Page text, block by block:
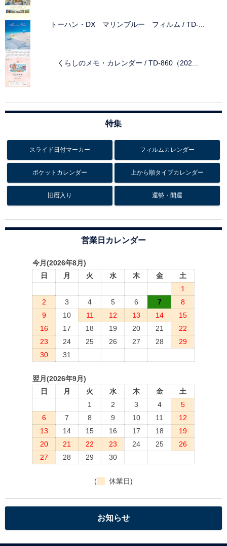
トーハン・DX マリンブルー フィルム / TD-...
くらしのメモ・カレンダー / TD-860（202...
特集
スライド日付マーカー フィルムカレンダー
ポケットカレンダー 上から順タイプカレンダー
旧暦入り 運勢・開運
営業日カレンダー
今月(2026年8月)
日
月 火 水 木 金
土
1
2
3 4 5 6 7
8
9
10 11 12 13 14
15
16
17 18 19 20 21
22
23
24 25 26 27 28
29
30
31
翌月(2026年9月)
日
月 火 水 木 金
土
1
2 3 4
5
6
7 8 9 10 11
12
13
14 15 16 17 18
19
20
21 22 23 24 25
26
27
28 29 30
( 休業日)
お知らせ